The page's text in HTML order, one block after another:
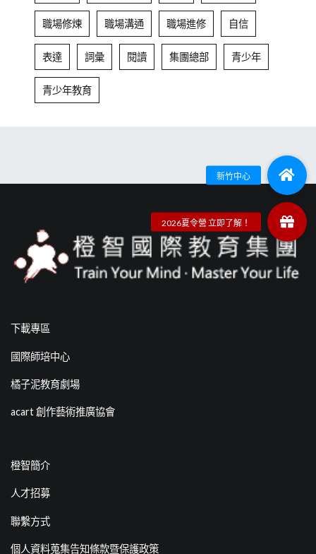
職場修煉 職場溝通 職場進修 自信
表達 詞彙 閱讀 集團總部 青少年
青少年教育
下載專區
國際師培中心
橘子泥教育劇場
acart 創作藝術推廣協會
橙智簡介
人才招募
聯繫方式
個人資料蒐集告知條款暨保護政策